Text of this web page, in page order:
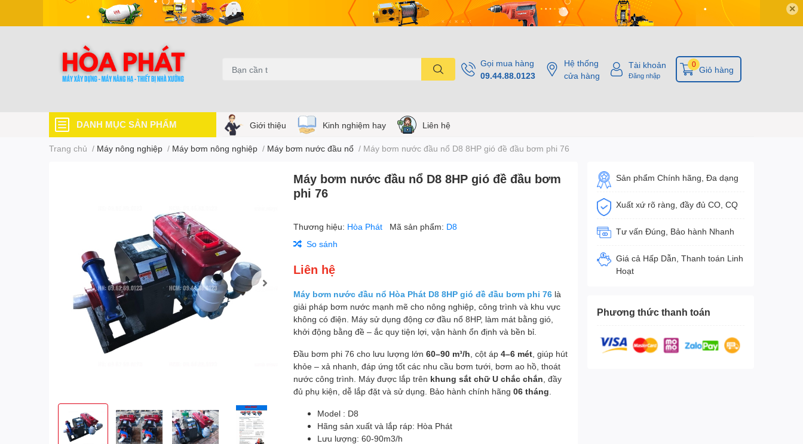
✕
Gọi mua hàng
09.44.88.0123
Hệ thống
cửa hàng
Tài khoản
Đăng nhập
Giỏ hàng
0
DANH MỤC SẢN PHẨM Giới thiệu Kinh nghiệm hay Liên hệ
Trang chủ / Máy nông nghiệp / Máy bơm nông nghiệp / Máy bơm nước đầu nổ / Máy bơm nước đầu nổ D8 8HP gió đề đầu bơm phi 76
Máy bơm nước đầu nổ D8 8HP gió đề đầu bơm
phi 76
Thương hiệu: Hòa Phát Mã sản phẩm: D8
So sánh
Liên hệ
Máy bơm nước đầu nổ Hòa Phát D8 8HP gió đề đầu bơm phi 76 là
giải pháp bơm nước mạnh mẽ cho nông nghiệp, công trình và khu vực
không có điện. Máy sử dụng động cơ đầu nổ 8HP, làm mát bằng gió,
khởi động bằng đề – ắc quy tiện lợi, vận hành ổn định và bền bỉ.
Đầu bơm phi 76 cho lưu lượng lớn60–90 m³/h , cột áp4–6 mét , giúp hút
khỏe – xả nhanh, đáp ứng tốt các nhu cầu bơm tưới, bơm ao hồ, thoát
nước công trình. Máy được lắp trên khung sắt chữ U chắc chắn , đầy
đủ phụ kiện, dễ lắp đặt và sử dụng. Bảo hành chính hãng06 tháng
Model : D8
Hãng sản xuất và lắp ráp: Hòa Phát
Lưu lượng: 60-90m3/h
Sản phẩm Chính hãng, Đa dạng
Xuất xứ rõ ràng, đầy đủ CO, CQ
Tư vấn Đúng, Bảo hành Nhanh
Giá cả Hấp Dẫn, Thanh toán Linh
Hoạt
Phương thức thanh toán